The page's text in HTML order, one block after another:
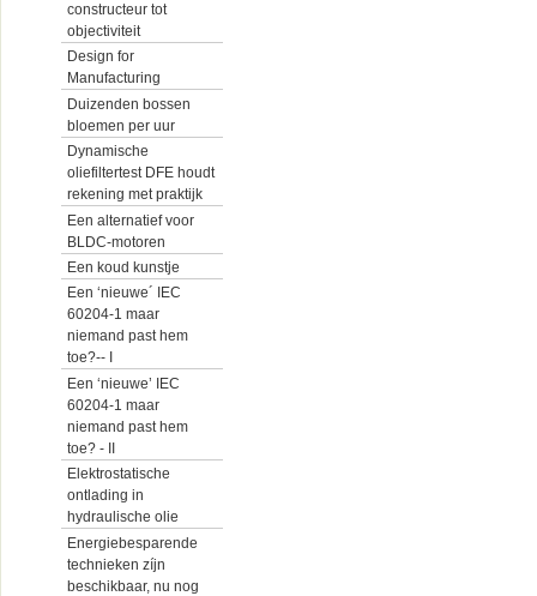
constructeur tot
objectiviteit
Design for
Manufacturing
Duizenden bossen
bloemen per uur
Dynamische
oliefiltertest DFE houdt
rekening met praktijk
Een alternatief voor
BLDC-motoren
Een koud kunstje
Een ‘nieuwe´ IEC
60204-1 maar
niemand past hem
toe?-- I
Een ‘nieuwe’ IEC
60204-1 maar
niemand past hem
toe? - II
Elektrostatische
ontlading in
hydraulische olie
Energiebesparende
technieken zíjn
beschikbaar, nu nog